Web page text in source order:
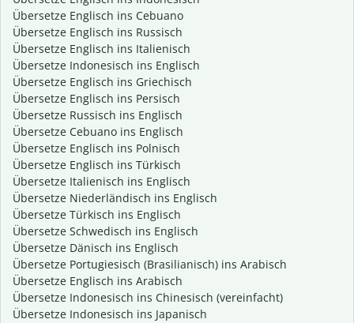
Übersetze Englisch ins Cebuano
Übersetze Englisch ins Russisch
Übersetze Englisch ins Italienisch
Übersetze Indonesisch ins Englisch
Übersetze Englisch ins Griechisch
Übersetze Englisch ins Persisch
Übersetze Russisch ins Englisch
Übersetze Cebuano ins Englisch
Übersetze Englisch ins Polnisch
Übersetze Englisch ins Türkisch
Übersetze Italienisch ins Englisch
Übersetze Niederländisch ins Englisch
Übersetze Türkisch ins Englisch
Übersetze Schwedisch ins Englisch
Übersetze Dänisch ins Englisch
Übersetze Portugiesisch (Brasilianisch) ins Arabisch
Übersetze Englisch ins Arabisch
Übersetze Indonesisch ins Chinesisch (vereinfacht)
Übersetze Indonesisch ins Japanisch